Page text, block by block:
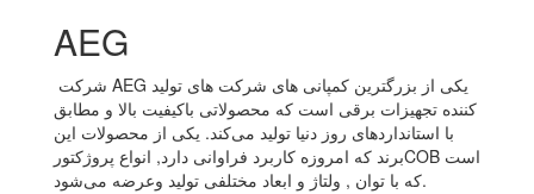
AEG
کننده تجهیزات برقی است که محصولاتی باکیفیت بالا و مطابق
با استانداردهای روز دنیا تولید می‌کند. یکی از محصولات این
برند که امروزه کاربرد فراوانی دارد, انواع پروژکتورCOB است
که با توان , ولتاژ و ابعاد مختلفی تولید وعرضه می‌شود.